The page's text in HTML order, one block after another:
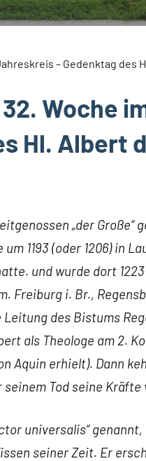
Woche
Hl. Albert
„der
1193 (oder 1206) in
und wurde dort
Freiburg i. Br.,
des Bistums
als Theologe am 2.
Aquin erhielt). Dann
Tod seine Kräfte
universalis“
seiner Zeit. Er